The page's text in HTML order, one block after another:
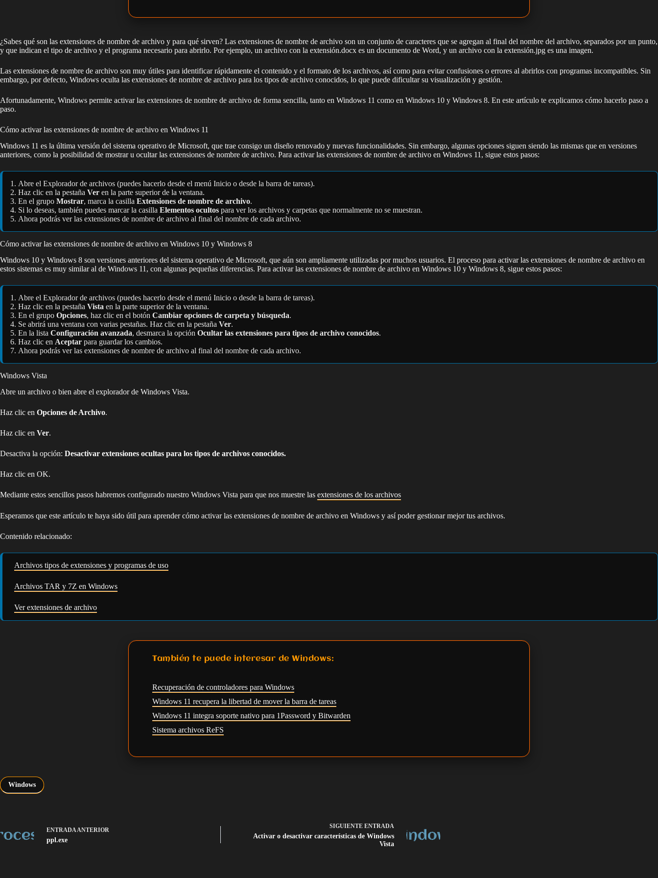
¿Sabes qué son las extensiones de nombre de archivo y para qué sirven? Las extensiones de nombre de archivo son un conjunto de caracteres que se agregan al final del nombre del archivo, separados por un punto,
y que indican el tipo de archivo y el programa necesario para abrirlo. Por ejemplo, un archivo con la extensión.docx es un documento de Word, y un archivo con la extensión.jpg es una imagen.
Las extensiones de nombre de archivo son muy útiles para identificar rápidamente el contenido y el formato de los archivos, así como para evitar confusiones o errores al abrirlos con programas incompatibles. Sin
embargo, por defecto, Windows oculta las extensiones de nombre de archivo para los tipos de archivo conocidos, lo que puede dificultar su visualización y gestión.
Afortunadamente, Windows permite activar las extensiones de nombre de archivo de forma sencilla, tanto en Windows 11 como en Windows 10 y Windows 8. En este artículo te explicamos cómo hacerlo paso a
paso.
Cómo activar las extensiones de nombre de archivo en Windows 11
Windows 11 es la última versión del sistema operativo de Microsoft, que trae consigo un diseño renovado y nuevas funcionalidades. Sin embargo, algunas opciones siguen siendo las mismas que en versiones
anteriores, como la posibilidad de mostrar u ocultar las extensiones de nombre de archivo. Para activar las extensiones de nombre de archivo en Windows 11, sigue estos pasos:
Abre el Explorador de archivos (puedes hacerlo desde el menú Inicio o desde la barra de tareas).
Haz clic en la pestaña Ver en la parte superior de la ventana.
En el grupo Mostrar, marca la casilla Extensiones de nombre de archivo.
Si lo deseas, también puedes marcar la casilla Elementos ocultos para ver los archivos y carpetas que normalmente no se muestran.
Ahora podrás ver las extensiones de nombre de archivo al final del nombre de cada archivo.
Cómo activar las extensiones de nombre de archivo en Windows 10 y Windows 8
Windows 10 y Windows 8 son versiones anteriores del sistema operativo de Microsoft, que aún son ampliamente utilizadas por muchos usuarios. El proceso para activar las extensiones de nombre de archivo en
estos sistemas es muy similar al de Windows 11, con algunas pequeñas diferencias. Para activar las extensiones de nombre de archivo en Windows 10 y Windows 8, sigue estos pasos:
Abre el Explorador de archivos (puedes hacerlo desde el menú Inicio o desde la barra de tareas).
Haz clic en la pestaña Vista en la parte superior de la ventana.
En el grupo Opciones, haz clic en el botón Cambiar opciones de carpeta y búsqueda.
Se abrirá una ventana con varias pestañas. Haz clic en la pestaña Ver.
En la lista Configuración avanzada, desmarca la opción Ocultar las extensiones para tipos de archivo conocidos.
Haz clic en Aceptar para guardar los cambios.
Ahora podrás ver las extensiones de nombre de archivo al final del nombre de cada archivo.
Windows Vista
Abre un archivo o bien abre el explorador de Windows Vista.
Haz clic en Opciones de Archivo.
Haz clic en Ver.
Desactiva la opción: Desactivar extensiones ocultas para los tipos de archivos conocidos.
Haz clic en OK.
Mediante estos sencillos pasos habremos configurado nuestro Windows Vista para que nos muestre las extensiones de los archivos
Esperamos que este artículo te haya sido útil para aprender cómo activar las extensiones de nombre de archivo en Windows y así poder gestionar mejor tus archivos.
Contenido relacionado:
Archivos tipos de extensiones y programas de uso
Archivos TAR y 7Z en Windows
Ver extensiones de archivo
También te puede interesar de Windows:
Recuperación de controladores para Windows
Windows 11 recupera la libertad de mover la barra de tareas
Windows 11 integra soporte nativo para 1Password y Bitwarden
Sistema archivos ReFS
Windows
ENTRADAANTERIOR
ppl.exe
SIGUIENTE ENTRADA
Activar o desactivar características de Windows
Vista